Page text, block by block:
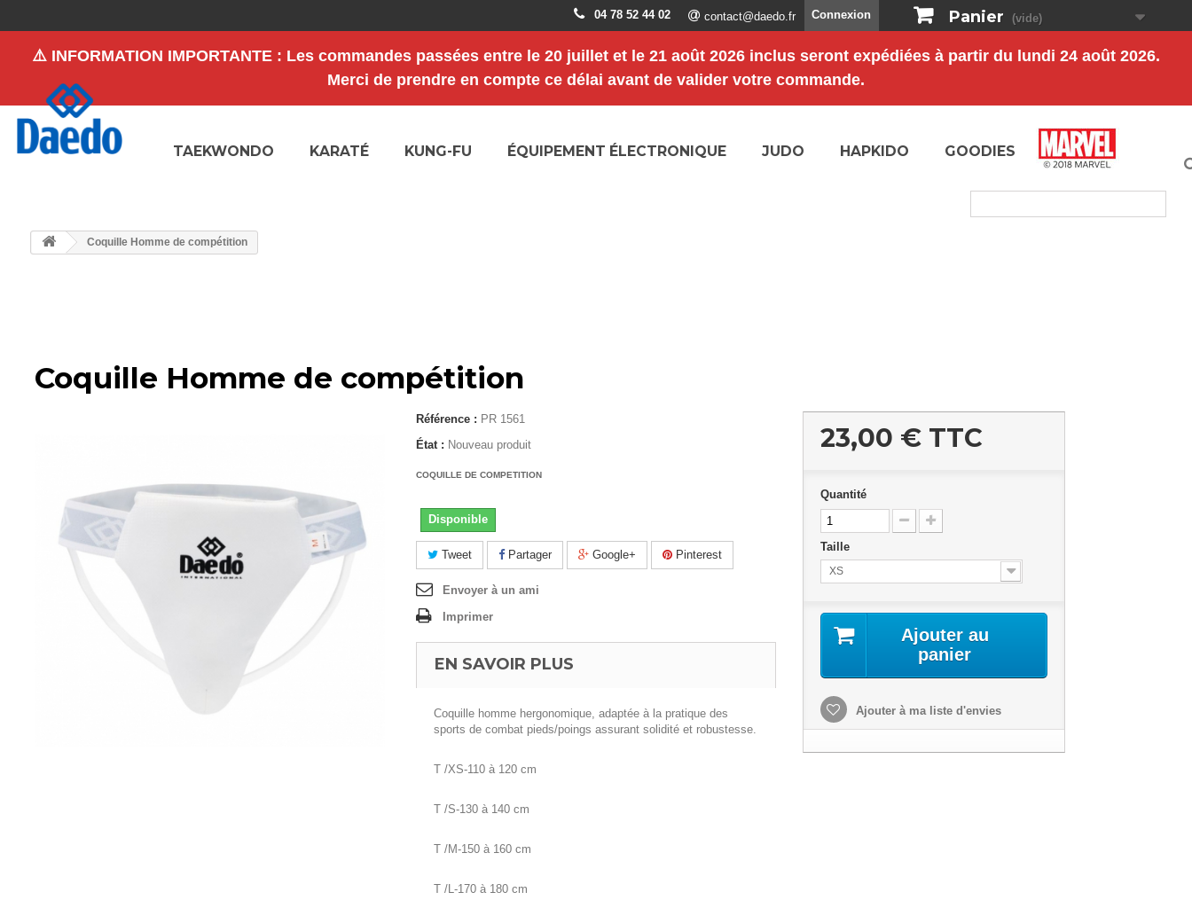
Panier (vide)
Connexion
contact@daedo.fr
04 78 52 44 02
⚠️ INFORMATION IMPORTANTE : Les commandes passées entre le 20 juillet et le 21 août 2026 inclus seront expédiées à partir du lundi 24 août 2026.
Merci de prendre en compte ce délai avant de valider votre commande.
TAEKWONDO KARATÉ KUNG-FU ÉQUIPEMENT ÉLECTRONIQUE JUDO HAPKIDO GOODIES
Coquille Homme de compétition
Coquille Homme de compétition
Référence : PR 1561
État : Nouveau produit
COQUILLE DE COMPETITION
Disponible
Tweet Partager Google+ Pinterest
Envoyer à un ami
Imprimer
EN SAVOIR PLUS
Coquille homme hergonomique, adaptée à la pratique des
sports de combat pieds/poings assurant solidité et robustesse.
T /XS-110 à 120 cm
T /S-130 à 140 cm
T /M-150 à 160 cm
T /L-170 à 180 cm
23,00 €TTC
Quantité
Taille
XS
Ajouter au
panier
Ajouter à ma liste d'envies